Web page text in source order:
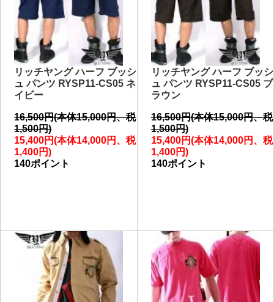
リッチヤング ハーフ ブッシ
ュ パンツ RYSP11-CS05 ネ
イビー
16,500円(本体15,000円、税
1,500円)
15,400円(本体14,000円、税
1,400円)
140ポイント
リッチヤング ハーフ ブッシ
ュ パンツ RYSP11-CS05 ブ
ラウン
16,500円(本体15,000円、税
1,500円)
15,400円(本体14,000円、税
1,400円)
140ポイント